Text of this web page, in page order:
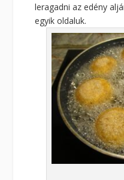
leragadni az edény
egyik oldaluk.